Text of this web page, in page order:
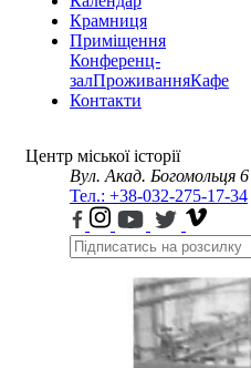
Крамниця
Приміщення
Конференц-
залПроживанняКафе
Контакти
Центр міської історії
Вул. Акад. Богомольця 6
Тел.: +38-032-275-17-34